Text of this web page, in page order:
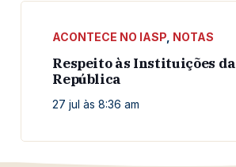
ACONTECE NO IASP, NOTAS
Respeito às Instituições da
República
27 jul às 8:36 am